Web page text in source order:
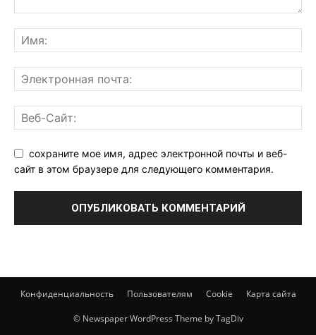
сохраните мое имя, адрес электронной почты и веб-
сайт в этом браузере для следующего комментария.
Конфиденциальность Пользователям Cookie Карта сайта
© Newspaper WordPress Theme by TagDiv